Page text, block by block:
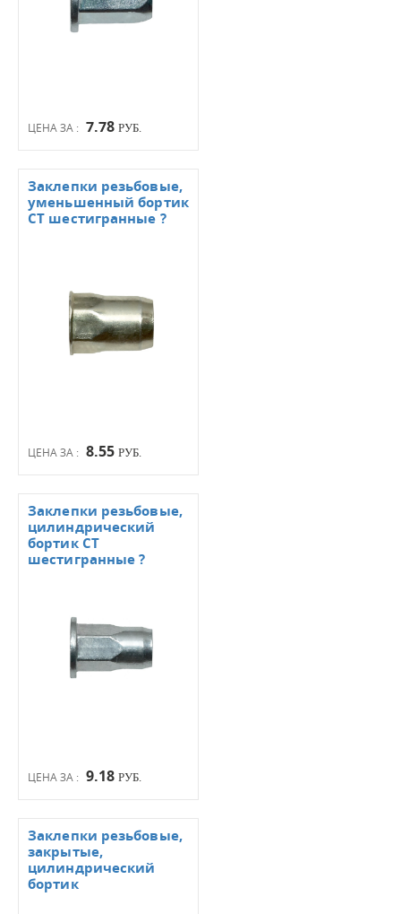
ЦЕНА ЗА : 7.78 РУБ.
ЦЕНА ЗА : 8.55 РУБ.
Заклепки резьбовые,
уменьшенный бортик
СТ шестигранные ?
ЦЕНА ЗА : 9.18 РУБ.
Заклепки резьбовые,
цилиндрический
бортик СТ
шестигранные ?
Заклепки резьбовые,
закрытые,
цилиндрический
бортик